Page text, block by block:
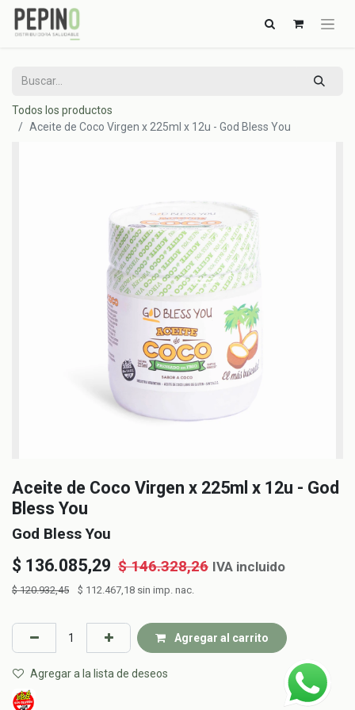
Todos los productos
Aceite de Coco Virgen x 225ml x 12u - God Bless You
Aceite de Coco Virgen x 225ml x 12u - God
Bless You
God Bless You
$ 136.085,29 $146.328,26 IVA incluido
$120.932,45 $ 112.467,18 sin imp. nac.
Agregar al carrito
Agregar a la lista de deseos